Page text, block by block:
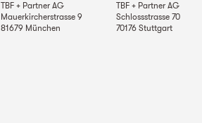
TBF + Partner AG
Mauerkircherstrasse 9
81679 München
TBF + Partner AG
Schlossstrasse 70
70176 Stuttgart